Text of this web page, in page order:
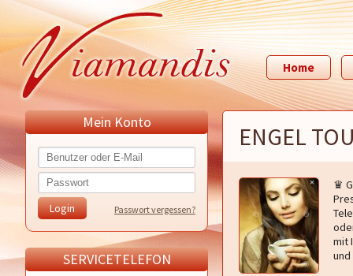
Home
Mein Konto
Passwort vergessen?
SERVICETELEFON
ENGEL
♛
mit
und